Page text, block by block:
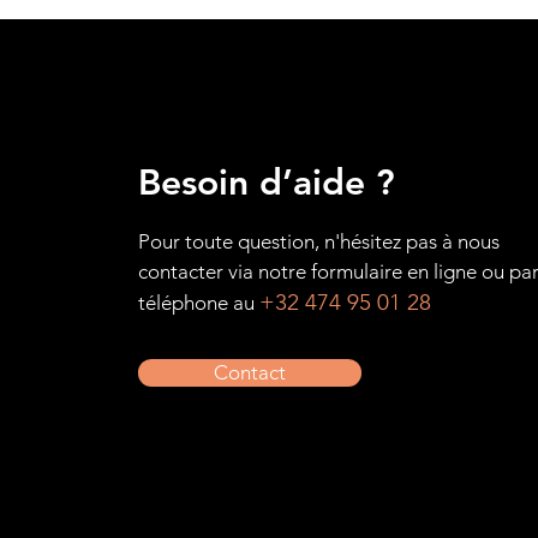
Besoin d’aide ?
Pour toute question, n'hésitez pas à nous
contacter via notre formulaire en ligne ou par
téléphone au +32 474 95 01 28
Contact